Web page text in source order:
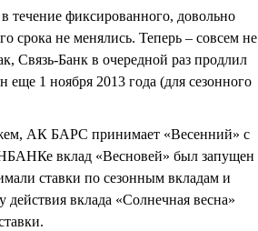
течение фиксированного, довольно
срока не менялись. Теперь – совсем не
Связь-Банк в очередной раз продлил
1 ноября 2013 года (для сезонного
АК БАРС принимает «Весенний» с
вклад «Весновей» был запущен
ставки по сезонным вкладам и
вклада «Солнечная весна»